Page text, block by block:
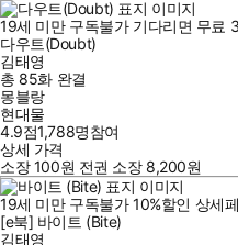
19세 미만 구독불가 기다리면 무료 3
다우트(Doubt)
김태영
총 85화 완결
몽블랑
현대물
4.9점1,788명참여
상세 가격
소장100원 전권 소장 8,200원
19세 미만 구독불가 10%할인 상세
[e북] 바이트 (Bite)
김태영